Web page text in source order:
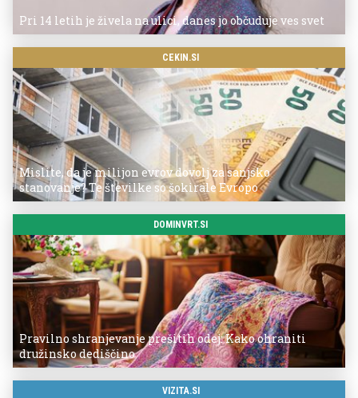
Pri 14 letih je živela na ulici, danes jo občuduje ves svet
CEKIN.SI
Mislite, da je milijon evrov dovolj za sanjsko
stanovanje? Te številke so šokirale Evropo
DOMINVRT.SI
Pravilno shranjevanje prešitih odej: Kako ohraniti
družinsko dediščino
VIZITA.SI